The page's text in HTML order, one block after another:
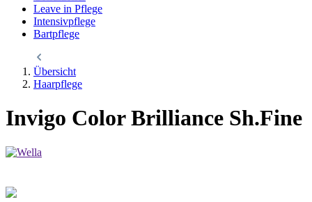
Leave in Pflege
Intensivpflege
Bartpflege
Übersicht
Haarpflege
Invigo Color Brilliance Sh.Fine